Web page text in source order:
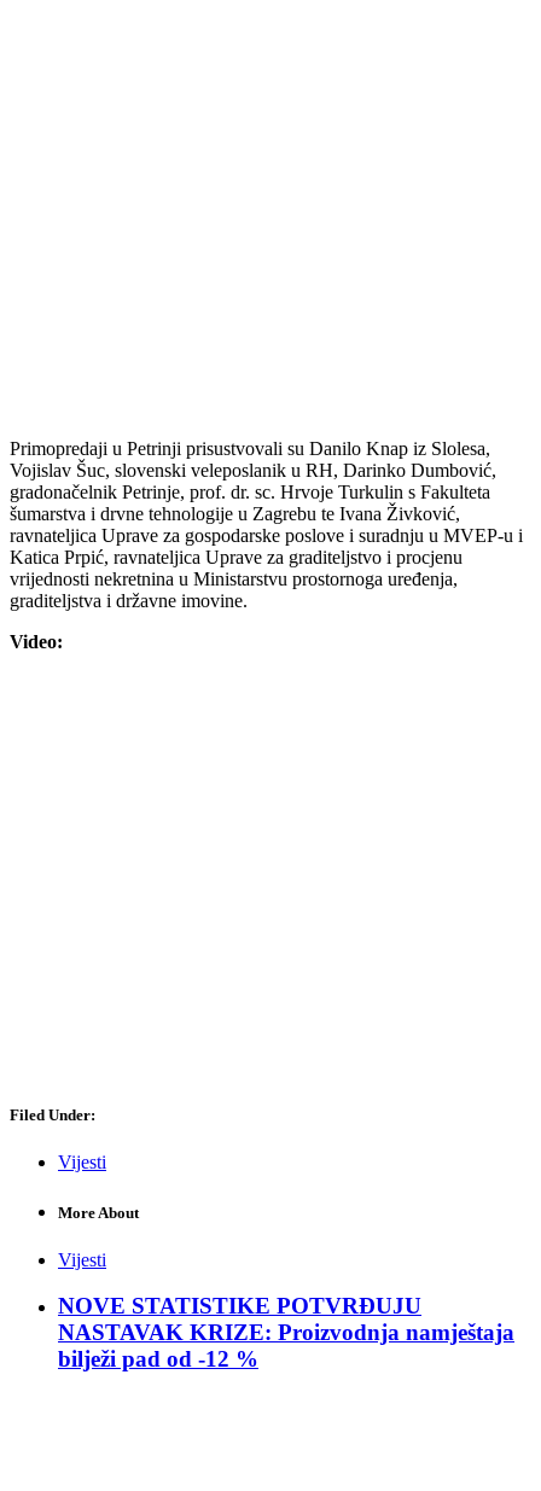
Primopredaji u Petrinji prisustvovali su Danilo Knap iz Slolesa,
Vojislav Šuc, slovenski veleposlanik u RH, Darinko Dumbović,
gradonačelnik Petrinje, prof. dr. sc. Hrvoje Turkulin s Fakulteta
šumarstva i drvne tehnologije u Zagrebu te Ivana Živković,
ravnateljica Uprave za gospodarske poslove i suradnju u MVEP-u i
Katica Prpić, ravnateljica Uprave za graditeljstvo i procjenu
vrijednosti nekretnina u Ministarstvu prostornoga uređenja,
graditeljstva i državne imovine.
Video:
Filed Under:
Vijesti
More About
Vijesti
NOVE STATISTIKE POTVRĐUJU
NASTAVAK KRIZE: Proizvodnja namještaja
bilježi pad od -12 %